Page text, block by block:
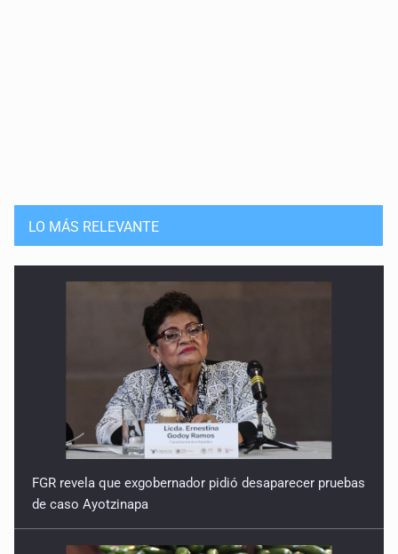
LO MÁS RELEVANTE
FGR revela que exgobernador pidió desaparecer pruebas
de caso Ayotzinapa